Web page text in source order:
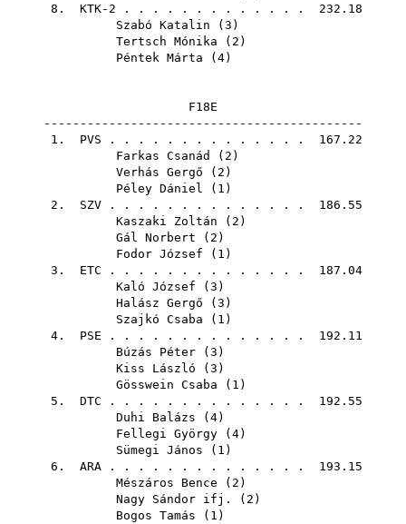
8. KTK-2 . . . . . . . . . . . . . 232.18
Szabó Katalin ( 3 )
Tertsch Mónika ( 2 )
Péntek Márta ( 4)
F18E
--------------------------------------------
1. PVS . . . . . . . . . . . . . . 167.22
Farkas Csanád
( 2 )
Verhás Gergő ( 2 )
Péley Dániel ( 1 )
2. SZV . . . . . . . . . . . . . . 186.55
Kaszaki Zoltán ( 2 )
Gál Norbert ( 2 )
Fodor József ( 1 )
3. ETC . . . . . . . . . . . . . . 187.04
Kaló József ( 3 )
Halász Gergő ( 3 )
Szajkó Csaba ( 1 )
4. PSE . . . . . . . . . . . . . . 192.11
Búzás Péter ( 3 )
Kiss László ( 3 )
Gösswein Csaba ( 1 )
5. DTC . . . . . . . . . . . . . . 192.55
Duhi Balázs ( 4)
Fellegi György ( 4)
Sümegi János ( 1 )
6. ARA . . . . . . . . . . . . . . 193.15
Mészáros Bence ( 2 )
Nagy Sándor ifj.
( 2 )
Bogos Tamás ( 1 )